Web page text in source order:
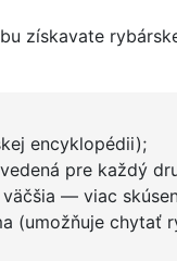
získavate
encyklopédii);
pre každý
väčšia — viac
(umožňuje chytať